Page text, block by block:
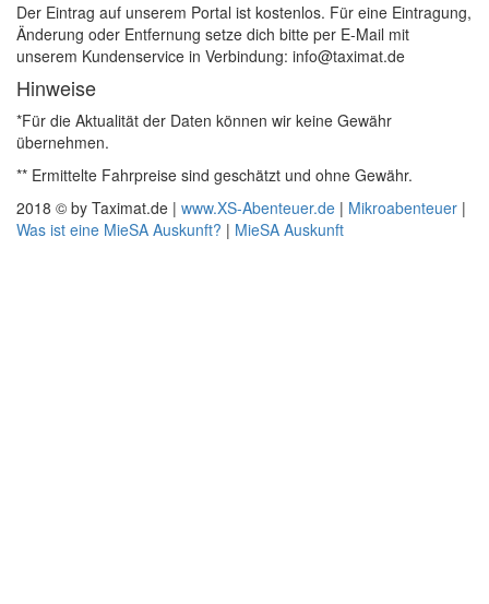
Der Eintrag auf unserem Portal ist kostenlos. Für eine Eintragung,
Änderung oder Entfernung setze dich bitte per E-Mail mit
unserem Kundenservice in Verbindung: info@taximat.de
Hinweise
*Für die Aktualität der Daten können wir keine Gewähr
übernehmen.
** Ermittelte Fahrpreise sind geschätzt und ohne Gewähr.
2018 © by Taximat.de | www.XS-Abenteuer.de | Mikroabenteuer |
Was ist eine MieSA Auskunft? | MieSA Auskunft